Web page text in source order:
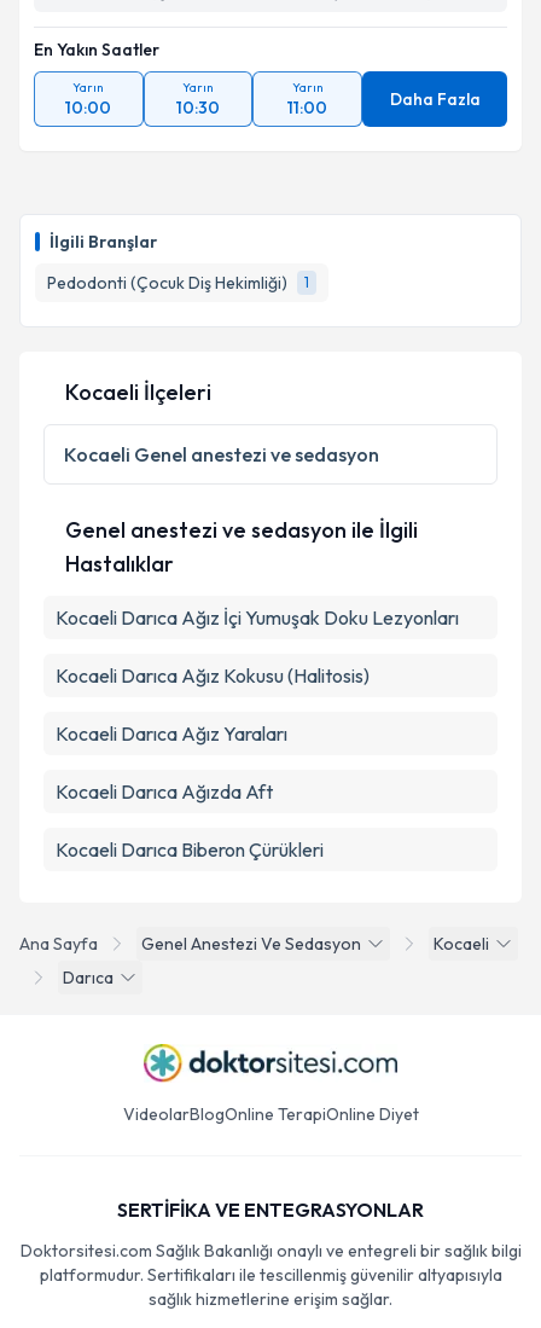
İlgili Branşlar
Pedodonti (Çocuk Diş Hekimliği)
1
En Yakın Saatler
Yarın
10:00
Yarın
10:30
Yarın
11:00 Daha Fazla
Ana Sayfa Genel Anestezi Ve Sedasyon
Kocaeli
Darıca
Kocaeli İlçeleri
Kocaeli Genel anestezi ve sedasyon
Genel anestezi ve sedasyon ile İlgili
Hastalıklar
Kocaeli Darıca Ağız İçi Yumuşak Doku Lezyonları
Kocaeli Darıca Ağız Kokusu (Halitosis)
Kocaeli Darıca Ağız Yaraları
Kocaeli Darıca Ağızda Aft
Kocaeli Darıca Biberon Çürükleri
VideolarBlogOnline TerapiOnline Diyet
SERTİFİKA VE ENTEGRASYONLAR
Doktorsitesi.com Sağlık Bakanlığı onaylı ve entegreli bir sağlık bilgi
platformudur. Sertifikaları ile tescillenmiş güvenilir altyapısıyla
sağlık hizmetlerine erişim sağlar.